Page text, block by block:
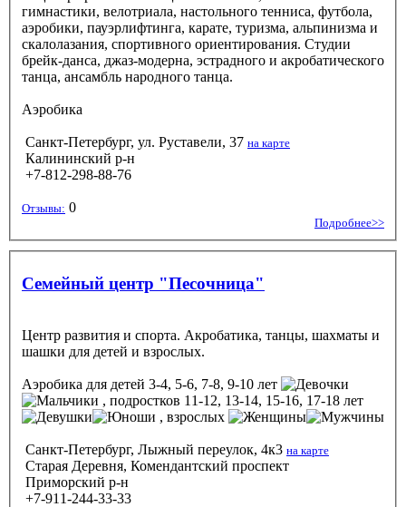
гимнастики, велотриала, настольного тенниса, футбола,
аэробики, пауэрлифтинга, карате, туризма, альпинизма и
скалолазания, спортивного ориентирования. Студии
брейк-данса, джаз-модерна, эстрадного и акробатического
танца, ансамбль народного танца.
Аэробика
Санкт-Петербург, ул. Руставели, 37 на карте
Калининский р-н
+7-812-298-88-76
Отзывы: 0
Подробнее>>
Семейный центр "Песочница"
Центр развития и спорта. Акробатика, танцы, шахматы и
шашки для детей и взрослых.
Аэробика для детей 3-4, 5-6, 7-8, 9-10 лет
, подростков 11-12, 13-14, 15-16, 17-18 лет
, взрослых
Санкт-Петербург, Лыжный переулок, 4к3 на карте
Старая Деревня, Комендантский проспект
Приморский р-н
+7-911-244-33-33